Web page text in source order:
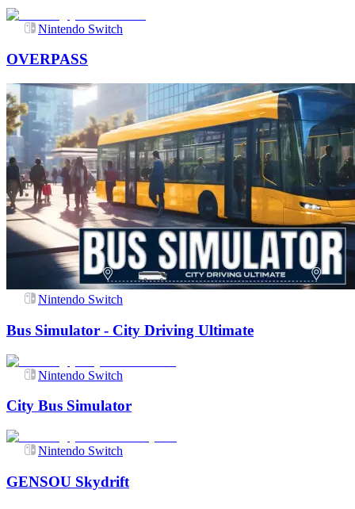
Nintendo Switch
OVERPASS
Nintendo Switch
Bus Simulator - City Driving Ultimate
Nintendo Switch
City Bus Simulator
Nintendo Switch
GENSOU Skydrift